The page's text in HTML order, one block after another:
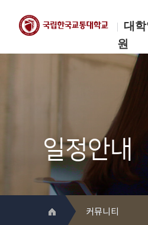
대
원
한국교통대학교
대학일자리개
일정안내
커뮤니티